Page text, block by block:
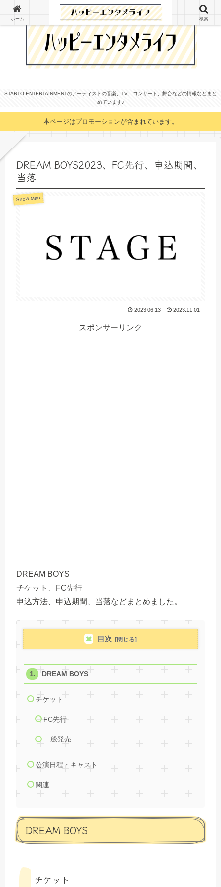
STARTO ENTERTAINMENTのアーティストの音楽、TV、コンサート、舞台などの情報などまと
めています♪
本ページはプロモーションが含まれています。
DREAM BOYS2023、FC先行、申込期間、
当落
Snow Man
2023.06.13 2023.11.01
スポンサーリンク
DREAM BOYS
チケット、FC先行
申込方法、申込期間、当落などまとめました。
目次
DREAM BOYS
チケット
FC先行
一般発売
公演日程・キャスト
関連
DREAM BOYS
チケット
ホーム 検索